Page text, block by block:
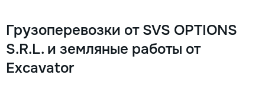
Грузоперевозки от SVS OPTIONS
S.R.L. и земляные работы от
Excavator